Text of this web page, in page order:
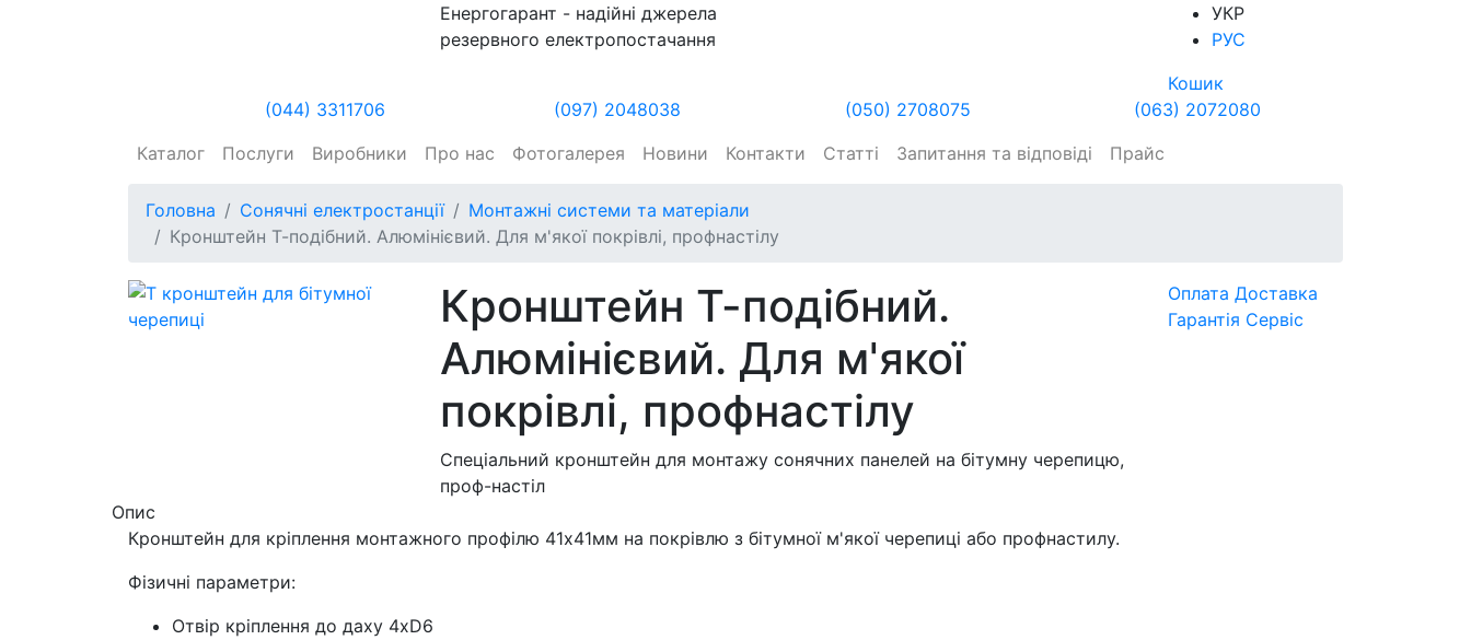
Енергогарант - надійні джерела
резервного електропостачання
УКР
РУС
Кошик
(044) 3311706
(097) 2048038 (050) 2708075
(063) 2072080
Каталог
Послуги Виробники Про нас Фотогалерея Новини Контакти Статті Запитання та відповіді Прайс
Головна Сонячні електростанції
Монтажні системи та матеріали
Кронштейн Т-подібний. Алюмінієвий. Для м'якої покрівлі, профнастілу
Кронштейн Т-подібний.
Алюмінієвий. Для м'якої
покрівлі, профнастілу
Спеціальний кронштейн для монтажу сонячних панелей на бітумну черепицю,
проф-настіл
Оплата Доставка
Гарантія Сервіс
Опис
Кронштейн для кріплення монтажного профілю 41х41мм на покрівлю з бітумної м'якої черепиці або профнастилу.
Фізичні параметри:
Отвір кріплення до даху 4хD6